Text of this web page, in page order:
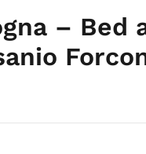
– Bed